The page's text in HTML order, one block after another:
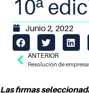
10ª
Junio 2, 2022
ANTERIOR
Las firmas